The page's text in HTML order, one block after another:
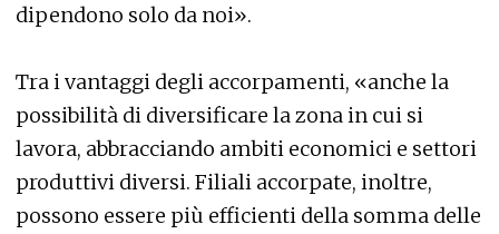
dipendono solo da noi».
Tra i vantaggi degli accorpamenti, «anche la
possibilità di diversificare la zona in cui si
lavora, abbracciando ambiti economici e settori
produttivi diversi. Filiali accorpate, inoltre,
possono essere più efficienti della somma delle